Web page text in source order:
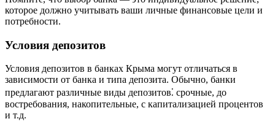
которое должно учитывать ваши личные финансовые цели и
потребности.
Условия депозитов
Условия депозитов в банках Крыма могут отличаться в
зависимости от банка и типа депозита. Обычно, банки
предлагают различные виды депозитов⁚ срочные, до
востребования, накопительные, с капитализацией процентов
и т.д.